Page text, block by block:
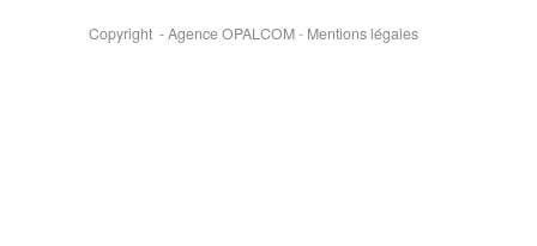
Copyright - Agence OPALCOM- Mentions légales